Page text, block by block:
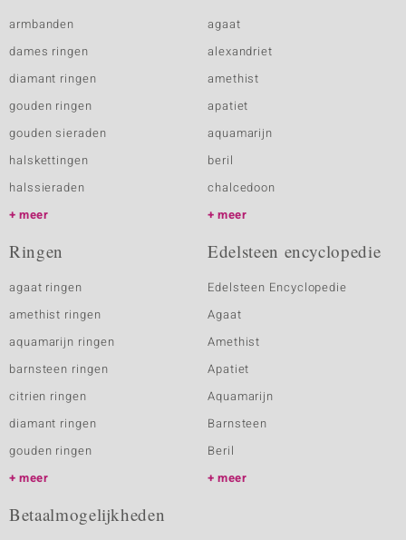
armbanden
dames ringen
diamant ringen
gouden ringen
gouden sieraden
halskettingen
halssieraden
meer
agaat
alexandriet
amethist
apatiet
aquamarijn
beril
chalcedoon
meer
Ringen
agaat ringen
amethist ringen
aquamarijn ringen
barnsteen ringen
citrien ringen
diamant ringen
gouden ringen
meer
Edelsteen encyclopedie
Edelsteen Encyclopedie
Agaat
Amethist
Apatiet
Aquamarijn
Barnsteen
Beril
meer
Betaalmogelijkheden